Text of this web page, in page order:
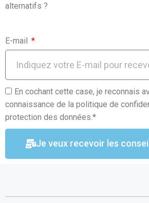
alternatifs ?
E-mail
En cochant cette case, je reconnais
connaissance de la politique de
protection des données.*
Je veux recevoir les